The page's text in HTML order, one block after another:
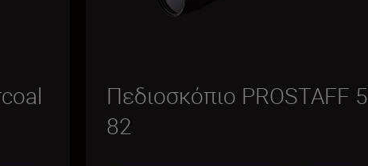
Πεδιοσκόπιο PROSTAFF 5
82